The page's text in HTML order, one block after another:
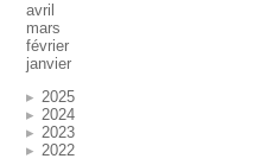
avril
mars
février
janvier
2025
2024
2023
2022